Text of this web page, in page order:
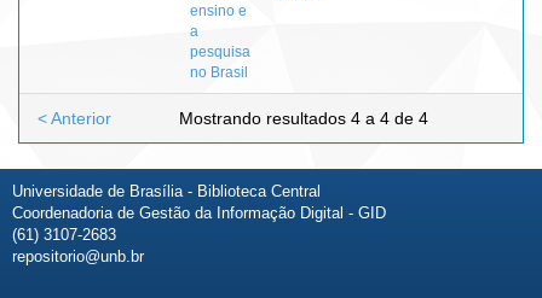
ensino e
a
pesquisa
no Brasil
Mostrando resultados 4 a 4 de 4
< Anterior
Universidade de Brasília - Biblioteca Central
Coordenadoria de Gestão da Informação Digital - GID
(61) 3107-2683
repositorio@unb.br